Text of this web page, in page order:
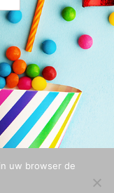
uw browser de